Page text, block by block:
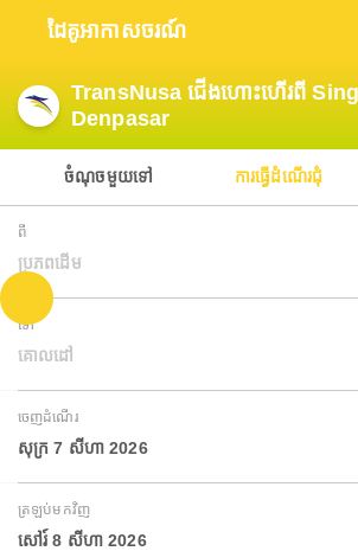
ដៃគូអាកាសចរណ៍
TransNusa ជើងហោះហើរពី
Denpasar
ចំណុចមួយទៅ ការធ្វើដំណើរជុំ
ពី
ប្រភពដើម
ទៅ
គោលដៅ
ចេញដំណើរ
សុក្រ 7 សីហា 2026
ត្រឡប់មកវិញ
សៅរ៍ 8 សីហា 2026